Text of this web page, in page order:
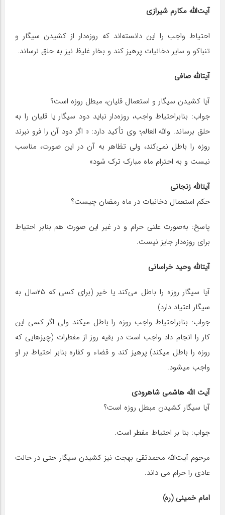
آیت‌الله مکارم شیرازی
احتیاط واجب را این دانسته‌اند که روزه‌دار از کشیدن سیگار و
تنباکو و سایر دخانیات پرهیز کند و بخار غلیظ نیز به حلق نرساند.
آیت‎الله صافی
آیا کشیدن سیگار و استعمال قلیان، مبطل روزه است؟
جواب: بنابراحتیاط واجب، روزه‌دار نباید دود سیگار یا قلیان را به
حلق برساند. والله العالم؛ وی تأکید دارد: « اگر دود آن را فرو نبرند
روزه را باطل نمى‌کند، ولى تظاهر به آن در این صورت، مناسب
نیست و به احترام ماه مبارک ترک شود»
آیت‎الله زنجانی
حکم استعمال دخانیات در ماه رمضان چیست؟
پاسخ: به‌صورت علنی حرام و در غیر این صورت هم بنابر احتیاط
برای روزه‌دار جایز نیست.
آیت‎الله وحید خراسانی
آیا سیگار روزه را باطل می‌کند یا خیر (برای کسی که ۲۵سال به
سیگار اعتیاد دارد)
جواب: بنابراحتیاط واجب روزه را باطل می‎کند ولی اگر کسی این
کار را انجام داد واجب است در بقیه روز از مفطرات (چیزهایی که
روزه را باطل می‎کند) پرهیز کند و قضاء و کفاره بنابر احتیاط بر او
واجب می‎شود.
آیت الله هاشمی شاهرودی
آیا سیگار کشیدن مبطل روزه است؟
جواب: بنا بر احتیاط مفطر است.
مرحوم آیت‌الله محمدتقی بهجت نیز کشیدن سیگار حتی در حالت
عادی را حرام می داند.
امام خمینی (ره)